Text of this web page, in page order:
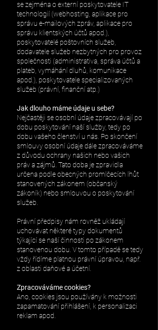
se zejména o externí poskytovatele IT
technologií (webhosting, aplikace pro
správu e-mailových zpráv, aplikace pro
správu klientských účtů apod.),
poskytovatelé poštovních služeb,
dodavatele služeb nezbytných pro provoz
společnosti (administrativa, správa účtů a
plateb, vymáhání dluhů, komunikace
apod.), poskytovatele specializovaných
služeb (právní, finanční atp.)
Jak dlouho máme údaje u sebe?
Nejčastěji se osobní údaje zpracovávají po
dobu poskytování naší služby, tedy po
dobu vašeho členství u nás. Po skončení
smlouvy osobní údaje dále zpracováváme
z důvodu ochrany našich nebo vašich
práv a zájmů. Tato doba je zpravidla
určena podle obecných promlčecích lhůt
stanovených zákonem (občanský
zákoník) nebo smlouvou o poskytování
služeb.
Právní předpisy nám rovněž ukládají
uchovávat některé typy dokumentů
týkající se naší činnosti po zákonem
stanovenou dobu. V tomto případě se tedy
vždy řídíme platnou právní úpravou, např.
z oblasti daňové a účetní.
Zpracováváme cookies?
Ano, cookies jsou používány k možnosti
zapamatování přihlášení, k personalizaci
reklam apod.